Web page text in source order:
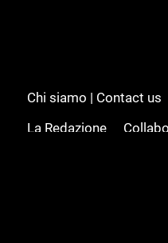
Chi siamo | Contact us
La Redazione